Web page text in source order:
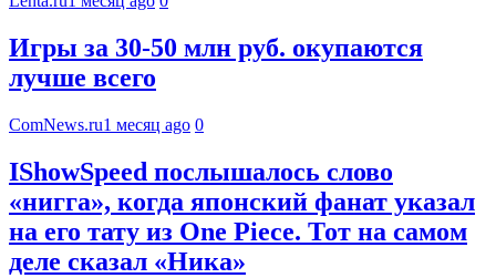
Игры за 30-50 млн руб. окупаются
лучше всего
ComNews.ru1 месяц ago 0
IShowSpeed послышалось слово
«нигга», когда японский фанат указал
на его тату из One Piece. Тот на самом
деле сказал «Ника»